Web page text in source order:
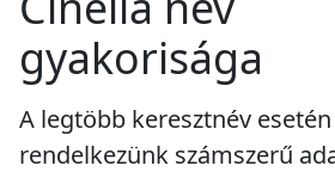
gyakorisága
A legtöbb keresztnév
rendelkezünk számszerű